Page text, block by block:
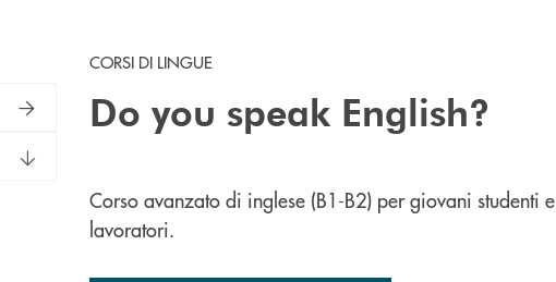
CORSI DI LINGUE
Do you speak English?
Corso avanzato di inglese (B1-B2) per giovani studenti e
lavoratori.